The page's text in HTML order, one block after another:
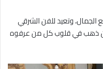
وتعيد للفن الشرقي
ذهب في قلوب كل من عرفوه